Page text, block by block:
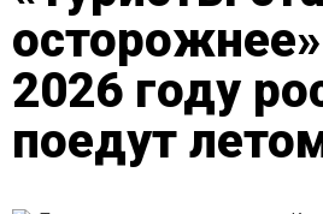
2026 году
поедут